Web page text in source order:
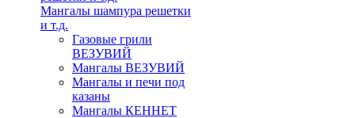
Мангалы шампура решетки
и т.д.
Газовые грили
ВЕЗУВИЙ
Мангалы ВЕЗУВИЙ
Мангалы и печи под
казаны
Мангалы КЕННЕТ